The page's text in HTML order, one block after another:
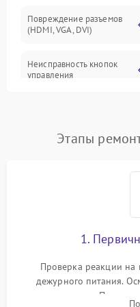
Повреждение разъемов
(HDMI, VGA, DVI)
Неисправность кнопок
управления
Повреждение кабеля
Поломка системы
автоматического
Неисправность системы
Этапы
1.
Проверка реакции на
дежурного питания.
повреждения.